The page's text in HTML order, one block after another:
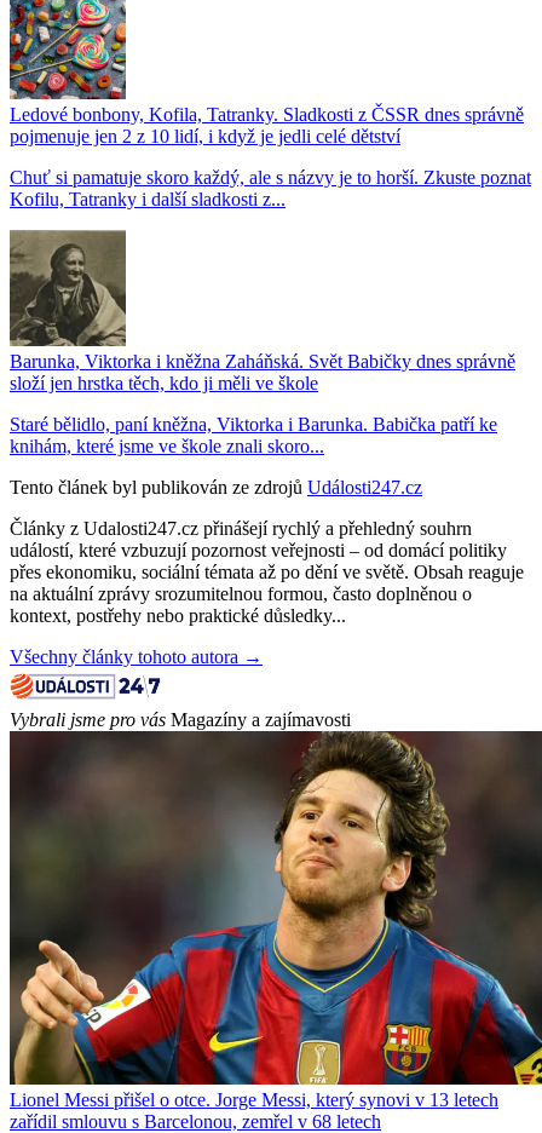
Ledové bonbony, Kofila, Tatranky. Sladkosti z ČSSR dnes správně
pojmenuje jen 2 z 10 lidí, i když je jedli celé dětství
Chuť si pamatuje skoro každý, ale s názvy je to horší. Zkuste poznat
Kofilu, Tatranky i další sladkosti z...
Barunka, Viktorka i kněžna Zaháňská. Svět Babičky dnes správně
složí jen hrstka těch, kdo ji měli ve škole
Staré bělidlo, paní kněžna, Viktorka i Barunka. Babička patří ke
knihám, které jsme ve škole znali skoro...
Tento článek byl publikován ze zdrojů Události247.cz
Články z Udalosti247.cz přinášejí rychlý a přehledný souhrn
událostí, které vzbuzují pozornost veřejnosti – od domácí politiky
přes ekonomiku, sociální témata až po dění ve světě. Obsah reaguje
na aktuální zprávy srozumitelnou formou, často doplněnou o
kontext, postřehy nebo praktické důsledky...
Všechny články tohoto autora →
Vybrali jsme pro vás Magazíny a zajímavosti
Lionel Messi přišel o otce. Jorge Messi, který synovi v 13 letech
zařídil smlouvu s Barcelonou, zemřel v 68 letech